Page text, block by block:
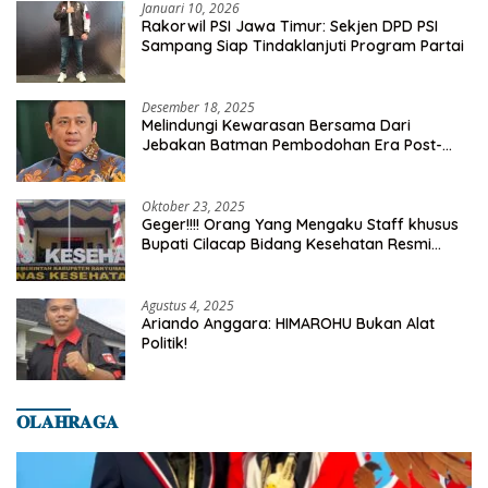
Januari 10, 2026
Rakorwil PSI Jawa Timur: Sekjen DPD PSI
Sampang Siap Tindaklanjuti Program Partai
Desember 18, 2025
Melindungi Kewarasan Bersama Dari
Jebakan Batman Pembodohan Era Post-
Oktober 23, 2025
Geger!!!! Orang Yang Mengaku Staff khusus
Bupati Cilacap Bidang Kesehatan Resmi
Agustus 4, 2025
Ariando Anggara: HIMAROHU Bukan Alat
Politik!
𝐎𝐋𝐀𝐇𝐑𝐀𝐆𝐀